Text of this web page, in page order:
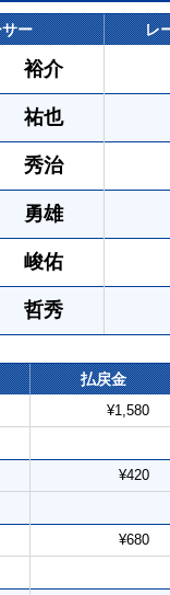
ー レ
裕介
祐也
秀治
勇雄
峻佑
哲秀
払戻金
¥1,580
¥420
¥680